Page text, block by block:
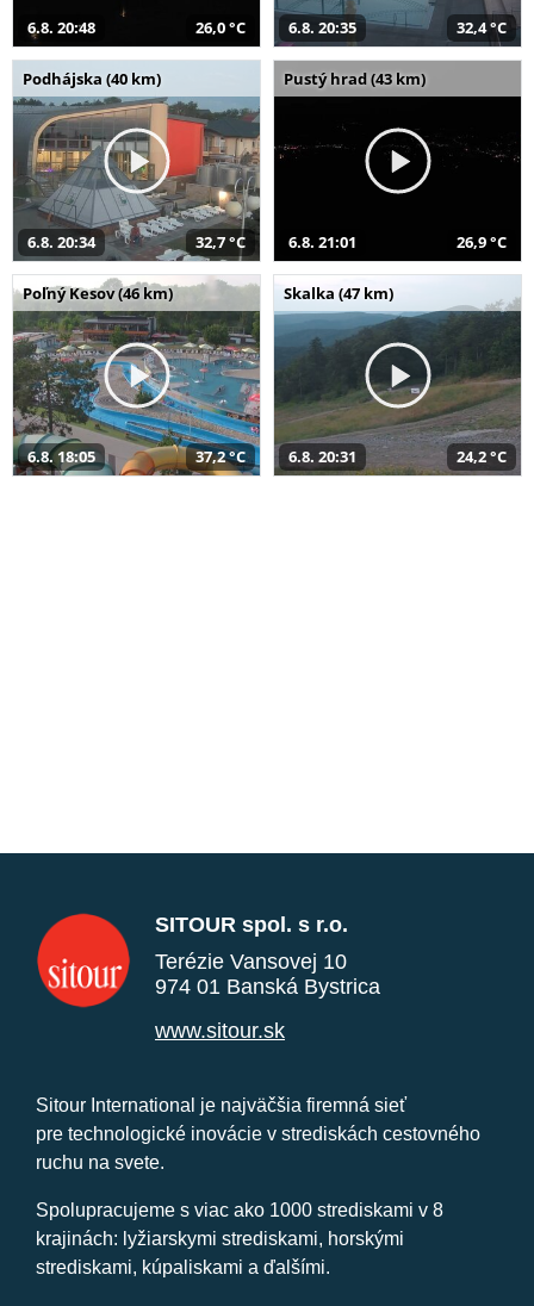
6.8. 20:48 26,0 °C 6.8. 20:35 32,4 °C
Podhájska (40 km)
6.8. 20:34 32,7 °C
Pustý hrad (43 km)
6.8. 21:01 26,9 °C
Poľný Kesov (46 km)
6.8. 18:05 37,2 °C
Skalka (47 km)
6.8. 20:31 24,2 °C
SITOUR spol. s r.o.
Terézie Vansovej 10
974 01 Banská Bystrica
www.sitour.sk
Sitour International je najväčšia firemná sieť
pre technologické inovácie v strediskách cestovného
ruchu na svete.
Spolupracujeme s viac ako 1000 strediskami v 8
krajinách: lyžiarskymi strediskami, horskými
strediskami, kúpaliskami a ďalšími.